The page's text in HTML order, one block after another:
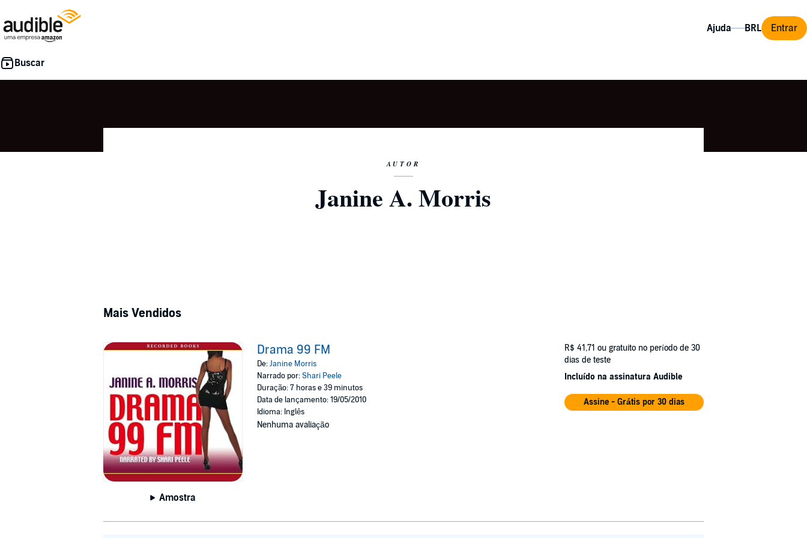
Ajuda Entrar
AUTOR
Janine A. Morris
Mais Vendidos
Amostra
Drama 99 FM
De:Janine Morris
Narrado por:Shari Peele
Duração: 7 horas e 39 minutos
Data de lançamento: 19/05/2010
Idioma: Inglês
Nenhuma avaliação
R$ 41,71 ou gratuito no período de 30
dias de teste
Incluído na assinatura Audible
Assine - Grátis por 30 dias